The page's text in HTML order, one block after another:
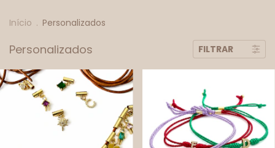
Início . Personalizados
Personalizados FILTRAR